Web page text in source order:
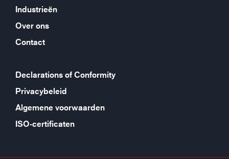
Industrieën
Over ons
Contact
Declarations of Conformity
Privacybeleid
Algemene voorwaarden
ISO-certificaten